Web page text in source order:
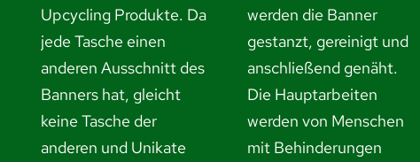
Upcycling Produkte. Da
jede Tasche einen
anderen Ausschnitt des
Banners hat, gleicht
keine Tasche der
anderen und Unikate
werden die Banner
gestanzt, gereinigt und
anschließend genäht.
Die Hauptarbeiten
werden von Menschen
mit Behinderungen